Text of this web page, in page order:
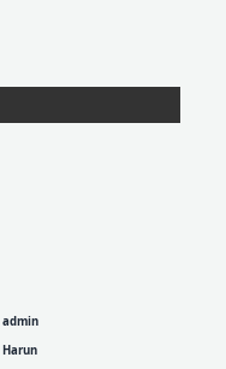
admin
Harun